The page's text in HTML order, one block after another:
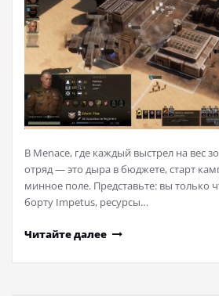
В Menace, где каждый выстрел на вес
отряд — это дыра в бюджете, старт
минное поле. Представьте: вы только
борту Impetus, ресурсы…
Читайте далее